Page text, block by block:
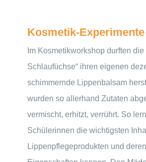
Kosmetik-Experimente
Im Kosmetikworkshop durften die
Schlaufüchse“ ihren eigenen
schimmernde Lippenbalsam
wurden so allerhand Zutaten
vermischt, erhitzt, verrührt. So
Schülerinnen die wichtigsten
Lippenpflegeprodukten und deren